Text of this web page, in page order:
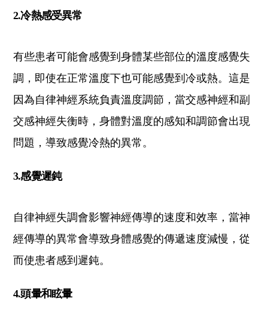
2.冷熱感受異常
有些患者可能會感覺到身體某些部位的溫度感覺失
調，即使在正常溫度下也可能感覺到冷或熱。這是
因為自律神經系統負責溫度調節，當交感神經和副
交感神經失衡時，身體對溫度的感知和調節會出現
問題，導致感覺冷熱的異常。
3.感覺遲鈍
自律神經失調會影響神經傳導的速度和效率，當神
經傳導的異常會導致身體感覺的傳遞速度減慢，從
而使患者感到遲鈍。
4.頭暈和眩暈